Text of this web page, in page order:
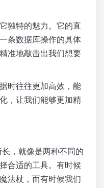
独特的魅力。它的直
条数据库操作的具体
准地敲击出我们想要
时往往更加高效，能
，让我们能够更加精
，就像是两种不同的
合适的工具。有时候
法杖，而有时候我们